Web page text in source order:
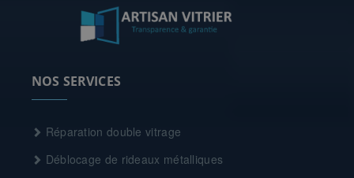
NOS SERVICES
Réparation double vitrage
Déblocage de rideaux métalliques